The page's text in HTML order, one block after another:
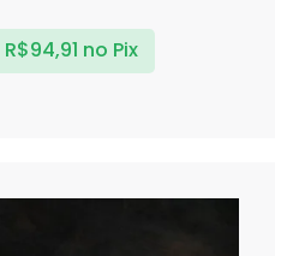
R$94,91 no Pix